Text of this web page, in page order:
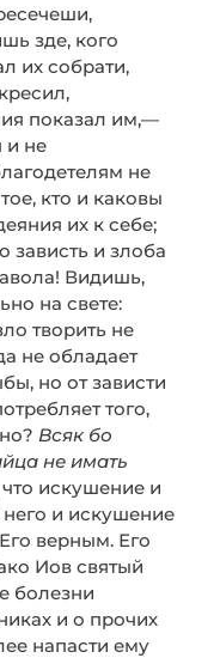
зде, кого
их собрати,
показал им,—
и не
не
кто и каковы
их к себе;
зависть и злоба
Видишь,
на свете:
творить не
не обладает
но от зависти
того,
Всяк бо
не имать
что искушение и
него и искушение
верным. Его
Иов святый
болезни
и о прочих
напасти ему